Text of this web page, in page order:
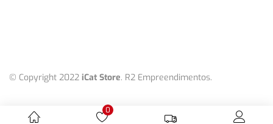
0
© Copyright 2022 iCat Store. R2 Empreendimentos.